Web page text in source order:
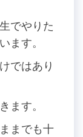
でやりた
ます。
ではあり
ます。
までも十